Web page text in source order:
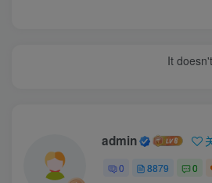
It
admin
0 8879 0